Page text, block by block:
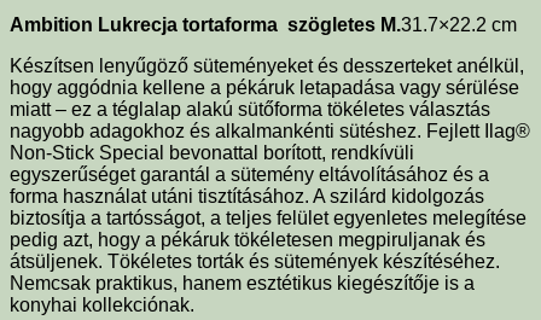
Ambition Lukrecja tortaforma szögletes M.31.7×22.2 cm
Készítsen lenyűgöző süteményeket és desszerteket anélkül,
hogy aggódnia kellene a pékáruk letapadása vagy sérülése
miatt – ez a téglalap alakú sütőforma tökéletes választás
nagyobb adagokhoz és alkalmankénti sütéshez. Fejlett Ilag®
Non-Stick Special bevonattal borított, rendkívüli
egyszerűséget garantál a sütemény eltávolításához és a
forma használat utáni tisztításához. A szilárd kidolgozás
biztosítja a tartósságot, a teljes felület egyenletes melegítése
pedig azt, hogy a pékáruk tökéletesen megpiruljanak és
átsüljenek. Tökéletes torták és sütemények készítéséhez.
Nemcsak praktikus, hanem esztétikus kiegészítője is a
konyhai kollekciónak.